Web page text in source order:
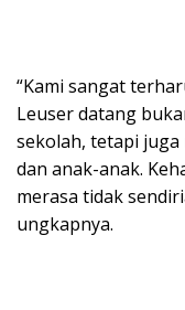
“Kami sangat
Leuser datang
sekolah, tetapi juga
dan anak-anak.
merasa tidak
ungkapnya.